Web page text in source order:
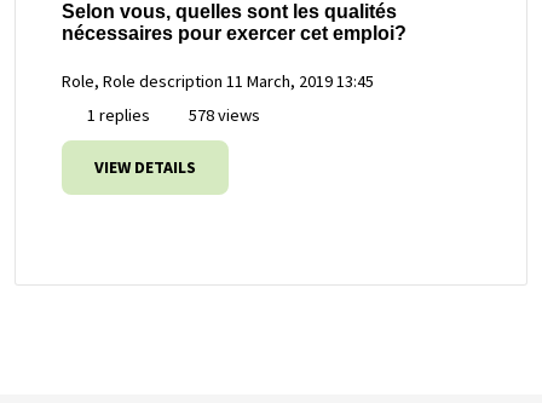
Selon vous, quelles sont les qualités
nécessaires pour exercer cet emploi?
Role, Role description 11 March, 2019 13:45
1 replies
578 views
VIEW DETAILS